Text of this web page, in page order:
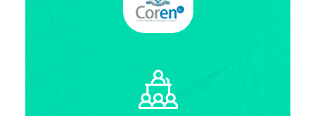
Desagravo Público
Suspensão do Exercício Profissional